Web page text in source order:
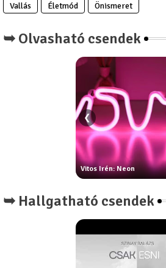
Vallás
Életmód Önismeret
➥ Olvasható csendek
Vitos Irén: Neon
❮
➥ Hallgatható csendek